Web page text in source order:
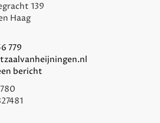
139
Haag
779
bericht